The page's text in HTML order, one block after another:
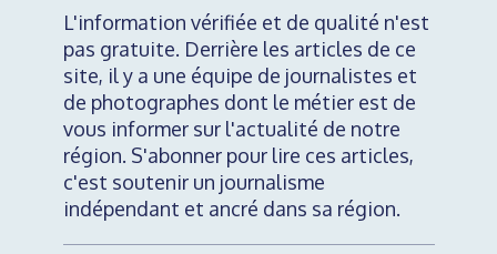
L'information vérifiée et de qualité n'est
pas gratuite. Derrière les articles de ce
site, il y a une équipe de journalistes et
de photographes dont le métier est de
vous informer sur l'actualité de notre
région. S'abonner pour lire ces articles,
c'est soutenir un journalisme
indépendant et ancré dans sa région.